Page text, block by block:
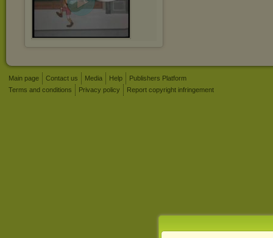
Main page Contact us Media Help
Publishers Platform
Terms and conditions
Privacy policy Report copyright infringement